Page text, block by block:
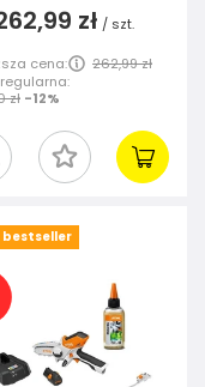
zł / szt.
cena:
262,99 zł
zł -12%
bestseller